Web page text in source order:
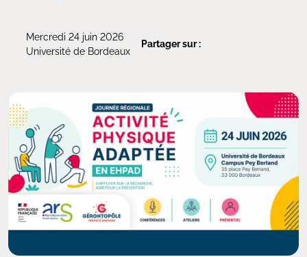
Mercredi 24 juin 2026
Université de Bordeaux
Partager sur :